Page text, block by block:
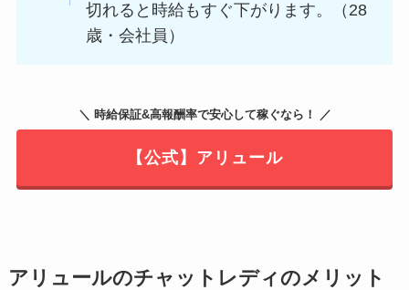
切れると時給もすぐ下がります。（28
歳・会社員）
＼ 時給保証&高報酬率で安心して稼ぐなら！ ／
【公式】アリュール
アリュールのチャットレディのメリット